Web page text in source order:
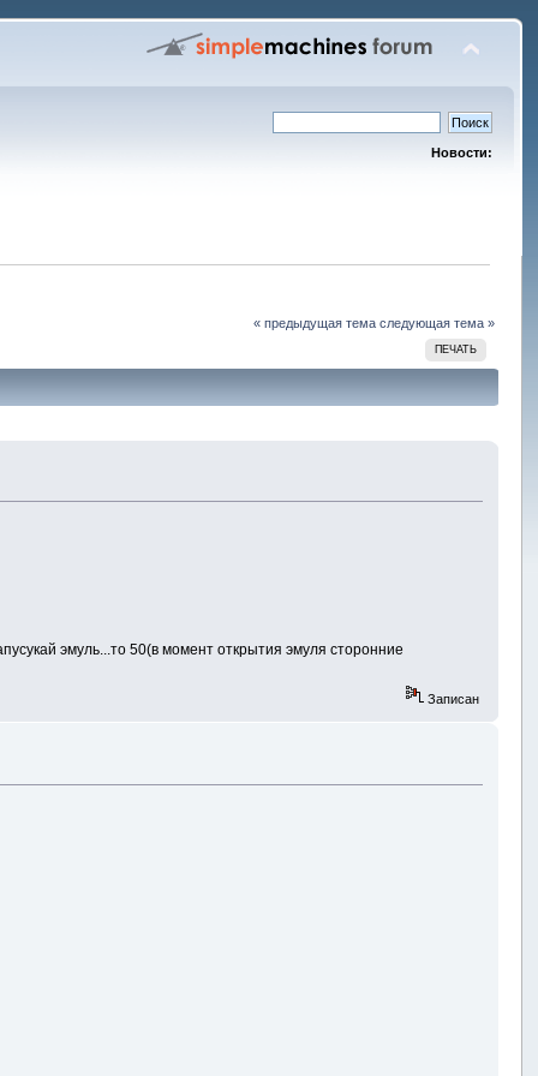
Новости:
« предыдущая тема следующая тема »
ПЕЧАТЬ
эмуль...то 50(в момент открытия эмуля сторонние
Записан